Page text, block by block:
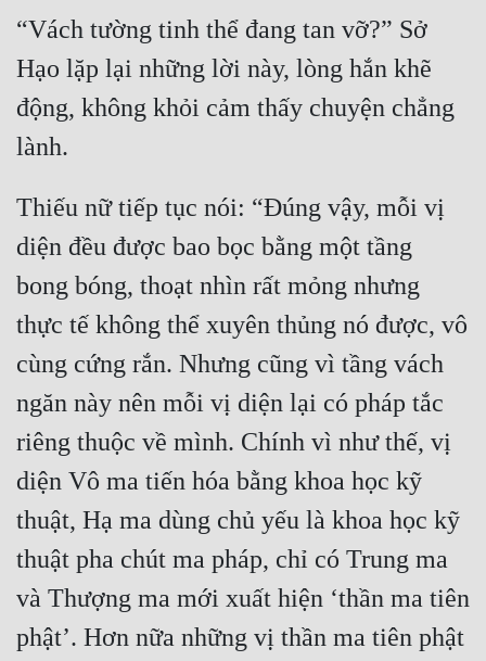
“Vách tường tinh thể đang tan vỡ?” Sở
Hạo lặp lại những lời này, lòng hắn khẽ
động, không khỏi cảm thấy chuyện chẳng
Thiếu nữ tiếp tục nói: “Đúng vậy, mỗi vị
diện đều được bao bọc bằng một tầng
bong bóng, thoạt nhìn rất mỏng nhưng
thực tế không thể xuyên thủng nó được, vô
cùng cứng rắn. Nhưng cũng vì tầng vách
ngăn này nên mỗi vị diện lại có pháp tắc
riêng thuộc về mình. Chính vì như thế, vị
diện Vô ma tiến hóa bằng khoa học kỹ
thuật, Hạ ma dùng chủ yếu là khoa học kỹ
thuật pha chút ma pháp, chỉ có Trung ma
và Thượng ma mới xuất hiện ‘thần ma tiên
phật’. Hơn nữa những vị thần ma tiên phật